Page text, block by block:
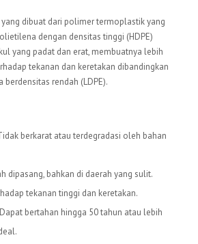
yang dibuat dari polimer termoplastik yang
dengan densitas tinggi (HDPE)
yang padat dan erat, membuatnya lebih
tekanan dan keretakan dibandingkan
rendah (LDPE).
berkarat atau terdegradasi oleh bahan
dipasang, bahkan di daerah yang sulit.
tekanan tinggi dan keretakan.
Dapat bertahan hingga 50 tahun atau lebih